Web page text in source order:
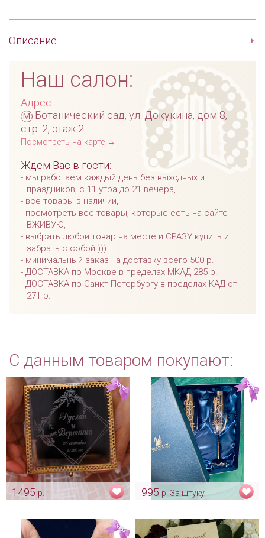
Описание
Наш салон:
Адрес:
м Ботанический сад, ул. Докукина, дом 8,
стр. 2, этаж 2
Посмотреть на карте →
Ждем Вас в гости:
мы работаем каждый день без выходных и
праздников, с 11 утра до 21 вечера,
все товары в наличии,
посмотреть все товары, которые есть на сайте
ВЖИВУЮ,
выбрать любой товар на месте и СРАЗУ купить и
забрать с собой )))
минимальный заказ на доставку всего 500 р.
ДОСТАВКА по Москве в пределах МКАД 285 р.
ДОСТАВКА по Санкт-Петербургу в пределах КАД от
271 р.
С данным товаром покупают:
1495 р.
Арт: indv_0002
995 р. За штуку
Арт: Indv_0046